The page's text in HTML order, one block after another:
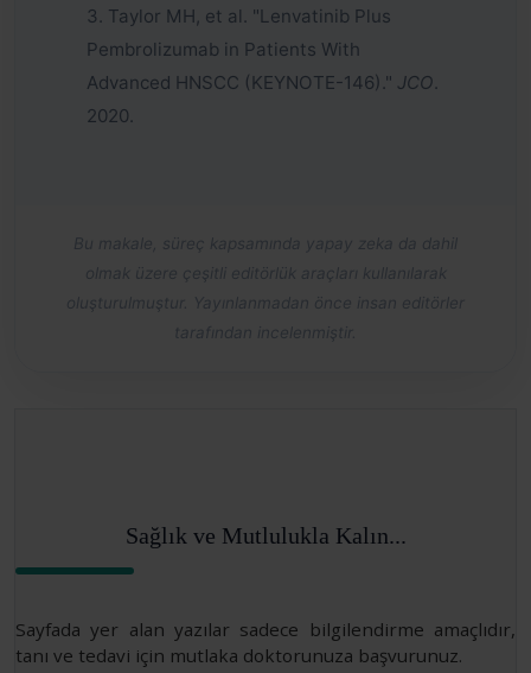
3. Taylor MH, et al. "Lenvatinib Plus
Pembrolizumab in Patients With
Advanced HNSCC (KEYNOTE-146)." JCO
2020.
Bu makale, süreç kapsamında yapay zeka da dahil
olmak üzere çeşitli editörlük araçları kullanılarak
oluşturulmuştur. Yayınlanmadan önce insan editörler
tarafından incelenmiştir.
Sağlık ve Mutlulukla Kalın...
Sayfada yer alan yazılar sadece bilgilendirme amaçlıdır,
tanı ve tedavi için mutlaka doktorunuza başvurunuz.